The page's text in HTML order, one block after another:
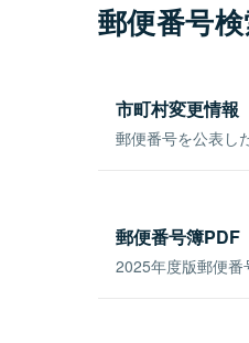
郵便番号
市町村変更情報
郵便番号を公表し
郵便番号簿PDF
2025年度版郵便番